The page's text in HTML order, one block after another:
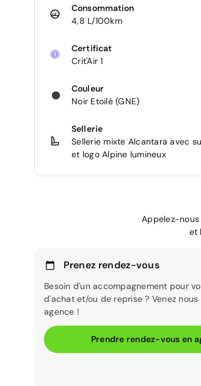
Consommation
4,8 L/100km
Certificat
Crit'Air 1
Couleur
Noir Etoilé (GNE)
Sellerie
Sellerie mixte Alcantara avec
et logo Alpine lumineux
Appelez-nous
et
Prenez rendez-vous
Besoin d'un accompagnement pour
d'achat et/ou de reprise ? Venez
agence !
Prendre rendez-vous en